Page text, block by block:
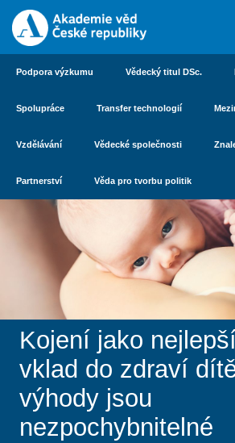
Podpora výzkumu Vědecký titul DSc.
Spolupráce Transfer technologií
Vzdělávání Vědecké společnosti
Partnerství Věda pro tvorbu politik
Kojení jako nejlepší
vklad do zdraví
výhody jsou
nezpochybnitelné